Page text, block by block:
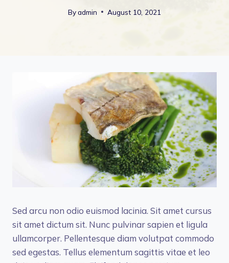
Byadmin August 10, 2021
Sed arcu non odio euismod lacinia. Sit amet cursus
sit amet dictum sit. Nunc pulvinar sapien et ligula
ullamcorper. Pellentesque diam volutpat commodo
sed egestas. Tellus elementum sagittis vitae et leo